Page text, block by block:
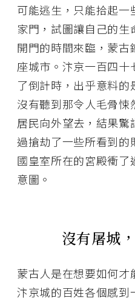
可能逃生，只能拾起
家門，試圖讓自己的
開門的時間來臨，蒙
座城市。汴京一百四十
了倒計時，出乎意料
沒有聽到那令人毛骨
居民向外望去，結果
過搶劫了一些所看到
國皇室所在的宮殿衝
意圖。
沒有屠城
蒙古人是在想要如何才
汴京城的百姓各個感到